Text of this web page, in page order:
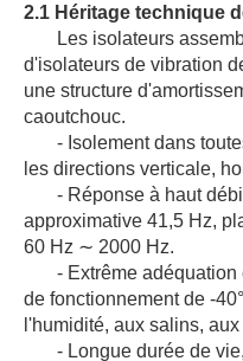
2.1 Héritage technique
Les isolateurs
d'isolateurs de vibration
une structure
caoutchouc.
- Isolement dans
les directions verticale,
- Réponse à haut
approximative 41,5 Hz,
60 Hz ∼ 2000 Hz.
- Extrême
de fonctionnement de -
l'humidité, aux salins,
- Longue durée de